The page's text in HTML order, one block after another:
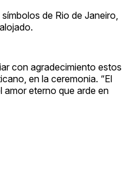
de Rio de Janeiro,
con agradecimiento estos
en la ceremonia. “El
amor eterno que arde en